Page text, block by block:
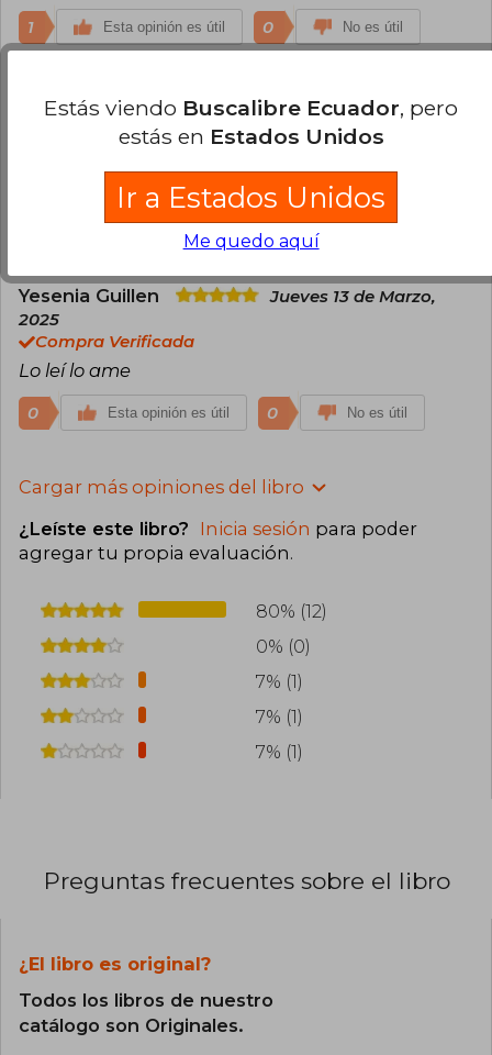
1 Esta opinión es útil 0 No es útil
Lunes 28 de Octubre, 2024
Compra Verificada
mejores condiciones. Gracias !!
Esta opinión es útil
Yesenia Guillen
Jueves 13 de Marzo,
2025
Compra Verificada
Lo leí lo ame
0 Esta opinión es útil 0 No es útil
Cargar más opiniones del libro
¿Leíste este libro? Inicia sesión para poder
agregar tu propia evaluación.
80% (12)
0% (0)
7% (1)
7% (1)
7% (1)
Preguntas frecuentes sobre el libro
¿El libro es original?
Todos los libros de nuestro
catálogo son Originales.
Estás viendo Buscalibre Ecuador, pero
estás en Estados Unidos
Ir a Estados Unidos
Me quedo aquí